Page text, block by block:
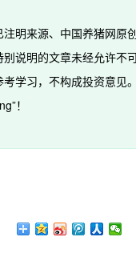
明来源、中国养猪网原
说明的文章未经允许不
学习，不构成投资意见
！